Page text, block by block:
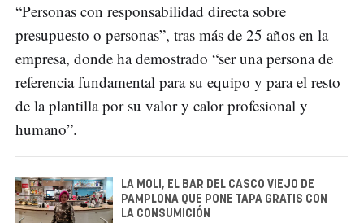
“Personas con responsabilidad directa sobre
presupuesto o personas”, tras más de 25 años en la
empresa, donde ha demostrado “ser una persona de
referencia fundamental para su equipo y para el resto
de la plantilla por su valor y calor profesional y
humano”.
LA MOLI, EL BAR DEL CASCO VIEJO DE
PAMPLONA QUE PONE TAPA GRATIS CON
LA CONSUMICIÓN